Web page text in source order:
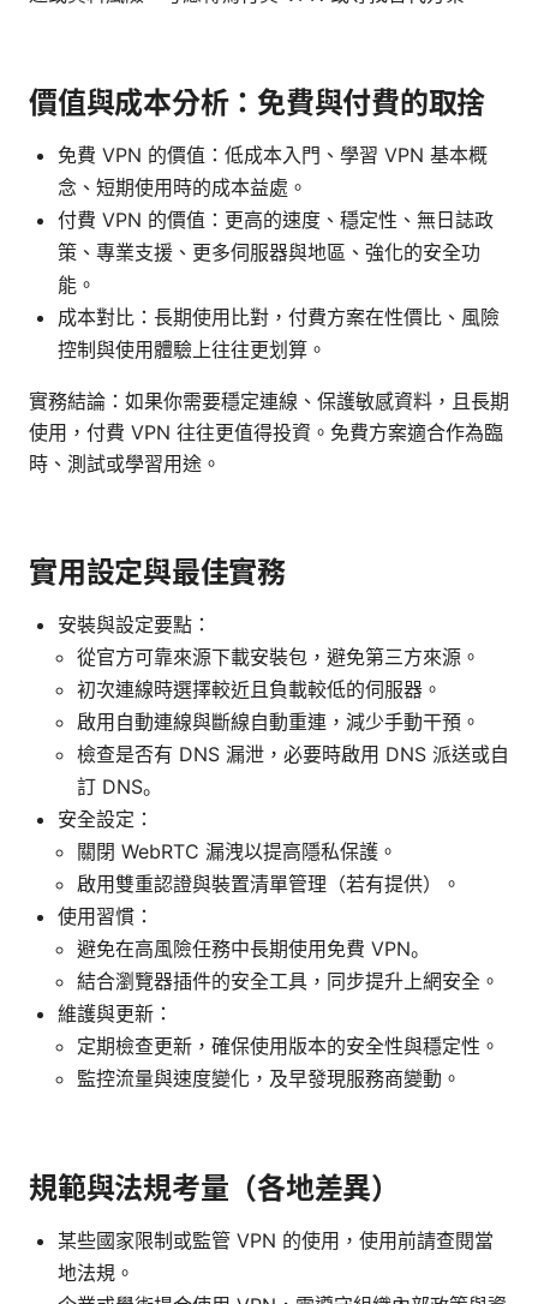
價值與成本分析：免費與付費的取捨
免費 VPN 的價值：低成本入門、學習 VPN 基本概
念、短期使用時的成本益處。
付費 VPN 的價值：更高的速度、穩定性、無日誌政
策、專業支援、更多伺服器與地區、強化的安全功
能。
成本對比：長期使用比對，付費方案在性價比、風險
控制與使用體驗上往往更划算。
實務結論：如果你需要穩定連線、保護敏感資料，且長期
使用，付費 VPN 往往更值得投資。免費方案適合作為臨
時、測試或學習用途。
實用設定與最佳實務
安裝與設定要點：
從官方可靠來源下載安裝包，避免第三方來源。
初次連線時選擇較近且負載較低的伺服器。
啟用自動連線與斷線自動重連，減少手動干預。
檢查是否有 DNS 漏泄，必要時啟用 DNS 派送或自
訂 DNS。
安全設定：
關閉 WebRTC 漏洩以提高隱私保護。
啟用雙重認證與裝置清單管理（若有提供）。
使用習慣：
避免在高風險任務中長期使用免費 VPN。
結合瀏覽器插件的安全工具，同步提升上網安全。
維護與更新：
定期檢查更新，確保使用版本的安全性與穩定性。
監控流量與速度變化，及早發現服務商變動。
規範與法規考量（各地差異）
某些國家限制或監管 VPN 的使用，使用前請查閱當
地法規。